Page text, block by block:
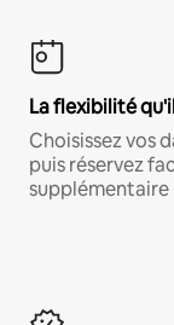
La flexibilité
Choisissez vos
puis réservez